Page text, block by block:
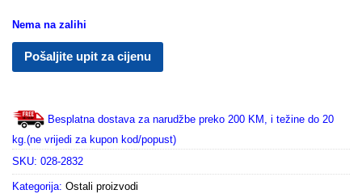
Nema na zalihi
Pošaljite upit za cijenu
Besplatna dostava za narudžbe preko 200 KM, i težine do 20
kg.(ne vrijedi za kupon kod/popust)
SKU: 028-2832
Kategorija: Ostali proizvodi